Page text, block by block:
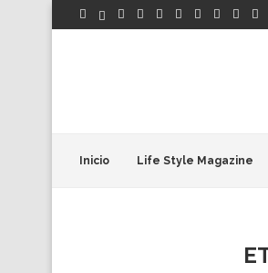
Inicio Life Style Magazine